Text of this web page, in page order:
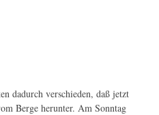
dadurch verschieden, daß jetzt
Berge herunter. Am Sonntag